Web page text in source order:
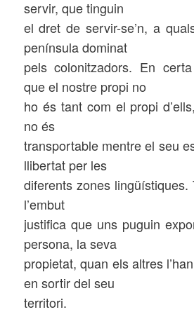
servir, que tinguin
el dret de servir-se’n, a
península dominat
pels colonitzadors. En
que el nostre propi no
ho és tant com el propi
no és
transportable mentre el seu
llibertat per les
diferents zones lingüístiques.
l’embut
justifica que uns puguin
persona, la seva
propietat, quan els altres
en sortir del seu
territori.